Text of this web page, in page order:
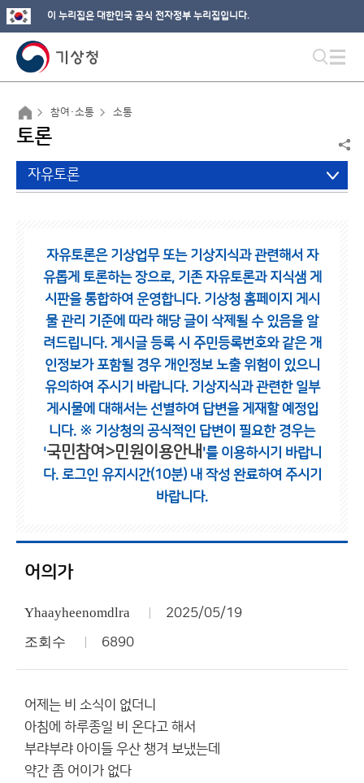
이 누리집은 대한민국 공식 전자정부 누리집입니다.
참여·소통 소통
토론
자유토론
자유토론은 기상업무 또는 기상지식과 관련해서 자
유롭게 토론하는 장으로, 기존 자유토론과 지식샘 게
시판을 통합하여 운영합니다. 기상청 홈페이지 게시
물 관리 기준에 따라 해당 글이 삭제될 수 있음을 알
려드립니다. 게시글 등록 시 주민등록번호와 같은 개
인정보가 포함될 경우 개인정보 노출 위험이 있으니
유의하여 주시기 바랍니다. 기상지식과 관련한 일부
게시물에 대해서는 선별하여 답변을 게재할 예정입
니다. ※ 기상청의 공식적인 답변이 필요한 경우는
'국민참여>민원이용안내 '를 이용하시기 바랍니
다. 로그인 유지시간(10분) 내 작성 완료하여 주시기
바랍니다.
어의가
Yhaayheenomdlra 2025/05/19
조회수 6890
어제는 비 소식이 없더니
아침에 하루종일 비 온다고 해서
부랴부랴 아이들 우산 챙겨 보냈는데
약간 좀 어이가 없다